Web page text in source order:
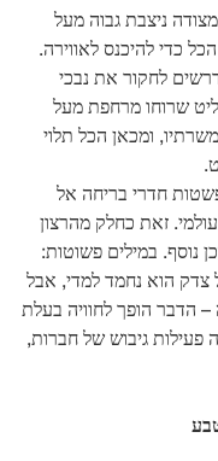
ניצבת גבוה מעל
כדי להיכנס לאווירה.
לחקור את נבכי
שרוחו מרחפת מעל
ומכאן הכל תלוי
חדרי בריחה אל
זאת כחלק מהרצון
נוסף. במילים פשוטות:
צדק הוא נחמד למדי, אבל
הדבר הופך לחוויה בעלת
פעילות גיבוש של חברות,